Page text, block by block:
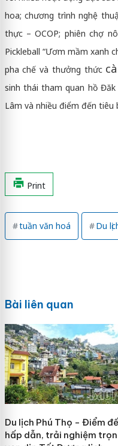
hoa; chương trình nghệ
thực – OCOP; phiên chợ
Pickleball “Ươm mầm xanh
pha chế và thưởng thức
sinh thái tham quan hồ
Lâm và nhiều điểm đến tiêu
Print
tuần văn hoá Du
Bài liên quan
Du lịch Phú Thọ - Điểm
hấp dẫn, trải nghiệm trọn